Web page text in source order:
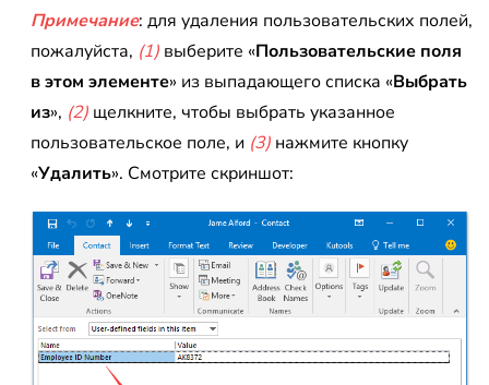
Примечание: для удаления пользовательских полей,
пожалуйста, (1) выберите «Пользовательские поля
в этом элементе» из выпадающего списка «Выбрать
из», (2) щелкните, чтобы выбрать указанное
пользовательское поле, и (3) нажмите кнопку
«Удалить». Смотрите скриншот: